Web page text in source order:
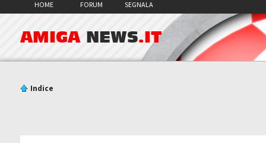
HOME FORUM SEGNALA
AMIGA NEWS.IT
Indice